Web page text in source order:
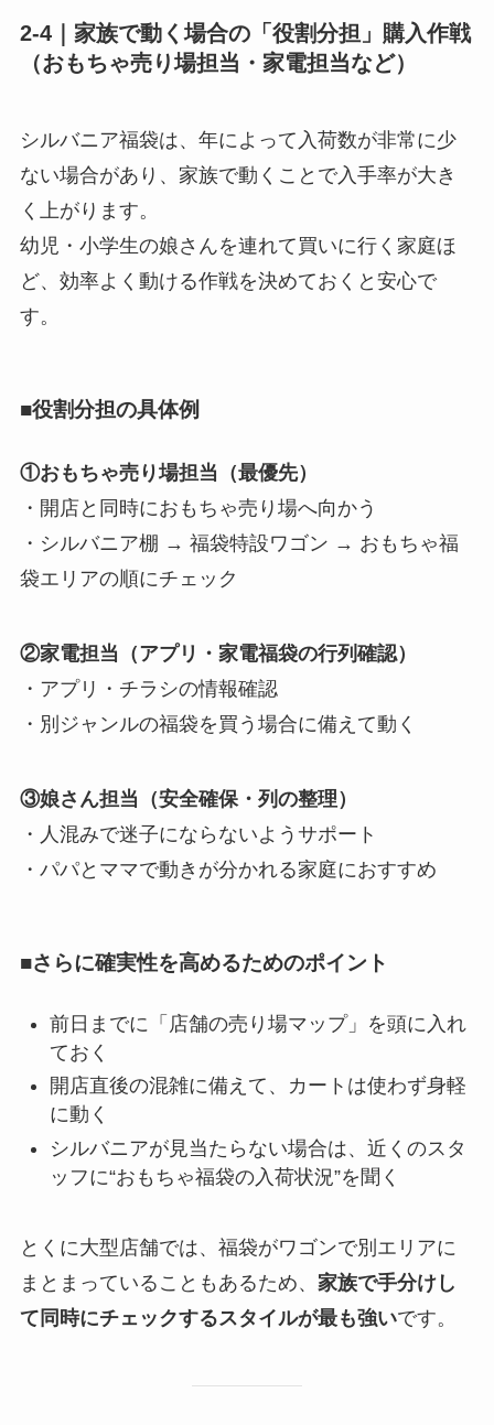
2-4｜家族で動く場合の「役割分担」購入作戦
（おもちゃ売り場担当・家電担当など）
シルバニア福袋は、年によって入荷数が非常に少
ない場合があり、家族で動くことで入手率が大き
く上がります。
幼児・小学生の娘さんを連れて買いに行く家庭ほ
ど、効率よく動ける作戦を決めておくと安心で
す。
■役割分担の具体例
①おもちゃ売り場担当（最優先）
・開店と同時におもちゃ売り場へ向かう
・シルバニア棚 → 福袋特設ワゴン → おもちゃ福
袋エリアの順にチェック
②家電担当（アプリ・家電福袋の行列確認）
・アプリ・チラシの情報確認
・別ジャンルの福袋を買う場合に備えて動く
③娘さん担当（安全確保・列の整理）
・人混みで迷子にならないようサポート
・パパとママで動きが分かれる家庭におすすめ
■さらに確実性を高めるためのポイント
前日までに「店舗の売り場マップ」を頭に入れ
ておく
開店直後の混雑に備えて、カートは使わず身軽
に動く
シルバニアが見当たらない場合は、近くのスタ
ッフに“おもちゃ福袋の入荷状況”を聞く
とくに大型店舗では、福袋がワゴンで別エリアに
まとまっていることもあるため、 家族で手分けし
て同時にチェックするスタイルが最も強いです。